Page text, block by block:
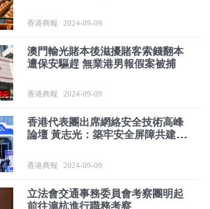
香港商報 2024-09-09
澳門輸光賭本後滋擾賭客索錢翻本
遭保安驅趕 無業港男報假案被捕
香港商報 2024-09-09
香港代表團出席網絡安全技術高峰
論壇 黃志光：築牢安全屏障共建數
香港商報 2024-09-09
立法會交通事務委員會考察團明起
前往滬杭進行職務考察